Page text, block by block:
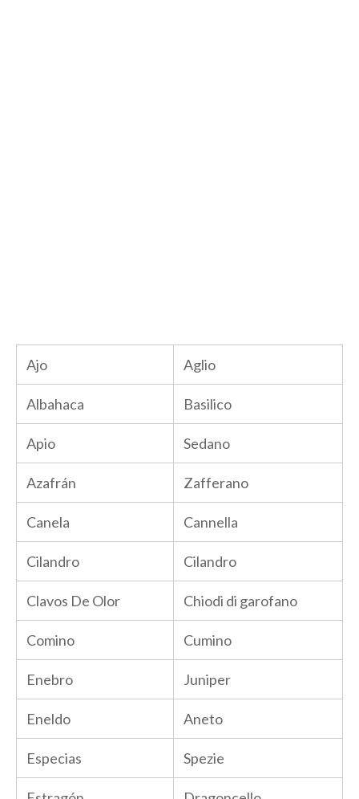
Ajo Aglio
Albahaca Basilico
Apio Sedano
Azafrán Zafferano
Canela Cannella
Cilandro Cilandro
Clavos De Olor Chiodi di garofano
Comino Cumino
Enebro Juniper
Eneldo Aneto
Especias Spezie